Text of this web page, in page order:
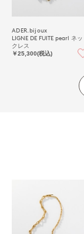
ADER.bijoux
LIGNE DE FUITE pearl ネッ
クレス
￥25,300(税込)